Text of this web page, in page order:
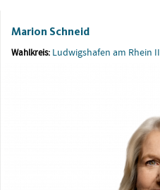
Marion Schneid
Wahlkreis: Ludwigshafen am Rhein II